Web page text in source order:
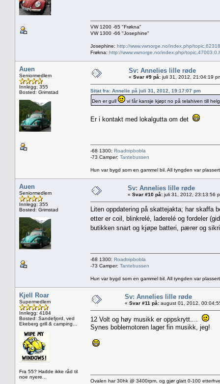
VW 1200 -65 "Frøkna"
VW 1300 -66 "Josephine"
Josephine: http://www.vwnorge.no/index.php/
Frøkna: http://www.vwnorge.no/index.php/
Auen
Seniormedlem
Innlegg: 355
Bosted: Grimstad
Sv: Annelies lille røde
« Svar #9 på: juli 31, 2012, 21:04:19
Sitat fra: Annelie på juli 31, 2012, 19:17:07 pm
Den er gull
vi får kansje kjøpt no på telahiven till
Er i kontakt med lokalgutta om det
-68 1300: Roadtripbobla
-73 Camper: Tantebussen
Hun var bygd som en gammel bil. All tyngden var
Auen
Seniormedlem
Innlegg: 355
Bosted: Grimstad
Sv: Annelies lille røde
« Svar #10 på: juli 31, 2012, 23:13:56
Liten oppdatering på skattejakta; har skaffa
etter er coil, blinkrelé, laderelé og fordeler
butikken snart og kjøpe batteri, pærer og
-68 1300: Roadtripbobla
-73 Camper: Tantebussen
Hun var bygd som en gammel bil. All tyngden var
Kjell Roar
Supermedlem
Innlegg: 4184
Bosted: Sandefjord, ved
Ekeberg grill & camping...
Fra 55? Hadde ikke råd til
noe nyere...
Sv: Annelies lille røde
« Svar #11 på: august 01, 2012,
12 Volt og høy musikk er oppskrytt....
Synes boblemotoren lager fin musikk, jeg!
Ovalen har 30hk @ 3400rpm, og gjør glatt 0-100